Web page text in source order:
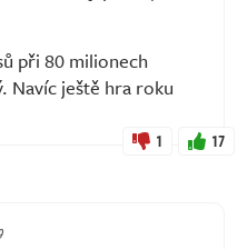
při 80 milionech
Navíc ještě hra roku
1 17